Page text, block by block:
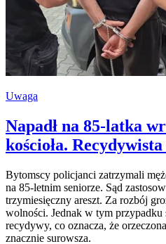
Uwaga
Napadł na 85-latka
kościoła.
​Bytomscy policjanci zatrzymali
na 85-letnim seniorze. Sąd
trzymiesięczny areszt. Za rozbój
wolności. Jednak w tym przypadku
recydywy, co oznacza, że
znacznie surowsza.